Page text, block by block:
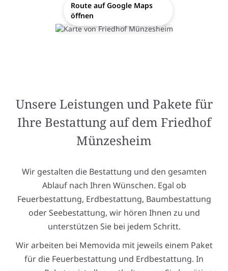
Route auf Google Maps
öffnen
Unsere Leistungen und Pakete für
Ihre Bestattung auf dem Friedhof
Münzesheim
Wir gestalten die Bestattung und den gesamten
Ablauf nach Ihren Wünschen. Egal ob
Feuerbestattung, Erdbestattung, Baumbestattung
oder Seebestattung, wir hören Ihnen zu und
unterstützen Sie bei jedem Schritt.
Wir arbeiten bei Memovida mit jeweils einem Paket
für die Feuerbestattung und Erdbestattung. In